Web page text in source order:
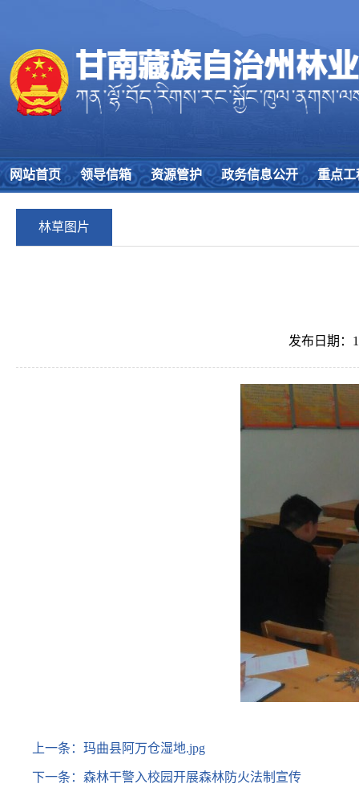
网站首页 领导信箱 资源管护 政务信息公开 重点工
林草图片
发布日期：
上一条： 玛曲县阿万仓湿地.jpg
下一条： 森林干警入校园开展森林防火法制宣传